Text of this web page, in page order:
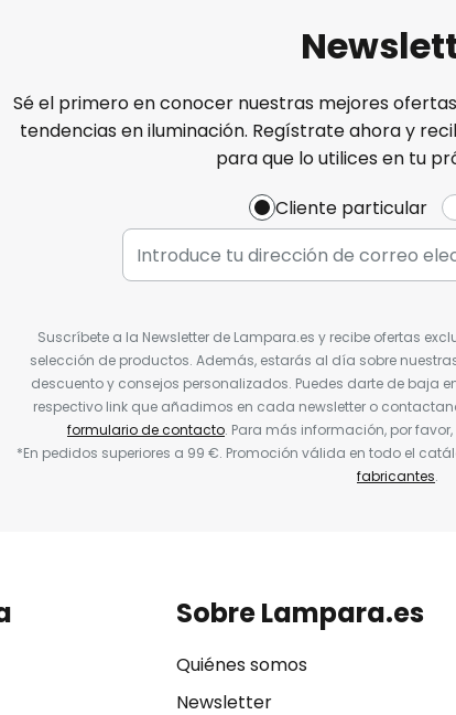
Sé el primero en conocer nuestras mejores
tendencias en iluminación. Regístrate ahora y
para que lo utilices en tu
Cliente particular
Suscríbete a la Newsletter de Lampara.es y recibe ofertas
selección de productos. Además, estarás al día sobre
descuento y consejos personalizados. Puedes darte de baja
respectivo link que añadimos en cada newsletter o
formulario de contacto. Para más información, por
*En pedidos superiores a 99 €. Promoción válida en todo el
fabricantes.
Sobre Lampara.es
Quiénes somos
Newsletter